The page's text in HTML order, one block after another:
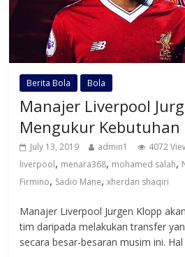
Berita Bola Bola
Manajer Liverpool
Mengukur Kebutuhan
July 13, 2019 admin1 4072
liverpool, menara368, mohamed salah,
Firmino, Sadio Mane,xherdan shaqiri
Manajer Liverpool Jurgen Klopp
tim daripada melakukan transfer
secara besar-besaran musim ini. Hal